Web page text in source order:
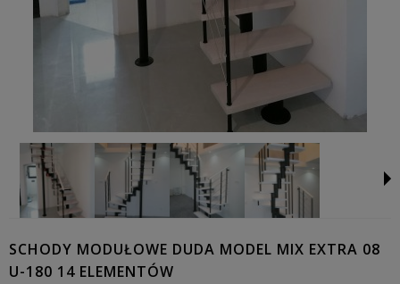
SCHODY MODUŁOWE DUDA MODEL MIX EXTRA 08
U-180 14 ELEMENTÓW